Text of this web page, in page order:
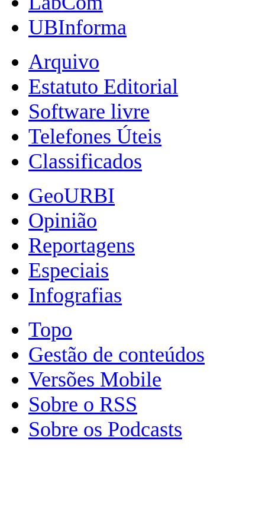
UBInforma
Arquivo
Estatuto Editorial
Software livre
Telefones Úteis
Classificados
GeoURBI
Opinião
Reportagens
Especiais
Infografias
Topo
Gestão de conteúdos
Versões Mobile
Sobre o RSS
Sobre os Podcasts